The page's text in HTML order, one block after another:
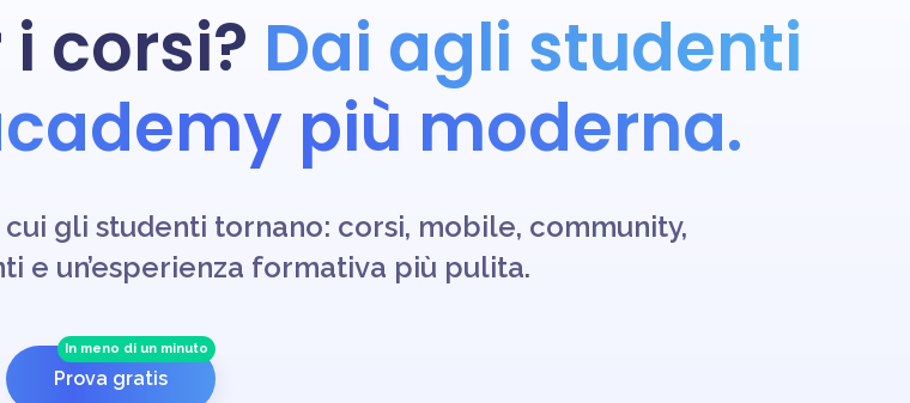
corsi? Dai agli studenti
più moderna.
gli studenti tornano: corsi, mobile, community,
e un’esperienza formativa più pulita.
In meno di un minuto
Prova gratis